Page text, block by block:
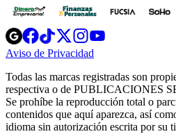
Opens
in
new
Opens
in
new
Opens
in
new
window
Opens
new
windowwindow
Aviso de Privacidad
new
window
Todas las marcas registradas son
respectiva o de PUBLICACIONES
Se prohíbe la reproducción total o
contenidos que aquí aparezca, así
idioma sin autorización escrita por su